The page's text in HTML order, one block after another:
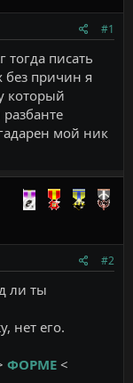
#1
писать
без причин я
который
мой ник
#2
ли ты
нет его.
ФОРМЕ <